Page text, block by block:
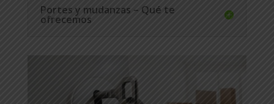
Portes y mudanzas – Qué te
ofrecemos